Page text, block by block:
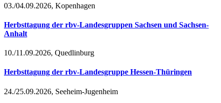
03./04.09.2026, Kopenhagen
Herbsttagung der rbv-Landesgruppen Sachsen und Sachsen-
Anhalt
10./11.09.2026, Quedlinburg
Herbsttagung der rbv-Landesgruppe Hessen-Thüringen
24./25.09.2026, Seeheim-Jugenheim